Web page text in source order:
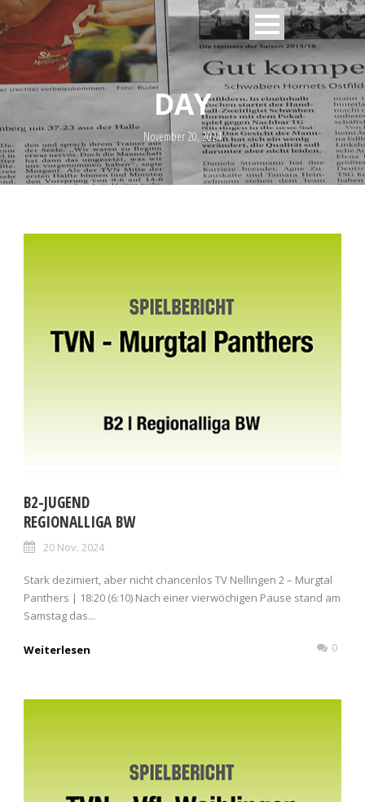
DAY
November 20, 2024
B2-JUGEND
REGIONALLIGA BW
20 Nov. 2024
Stark dezimiert, aber nicht chancenlos TV Nellingen 2 – Murgtal
Panthers | 18:20 (6:10) Nach einer vierwöchigen Pause stand am
Samstag das...
Weiterlesen 0